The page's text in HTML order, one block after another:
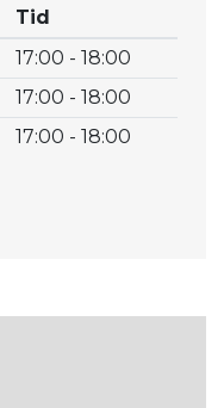
exempel
och brottmål.
med Din
Tid
17:00 - 18:00
17:00 - 18:00
17:00 - 18:00